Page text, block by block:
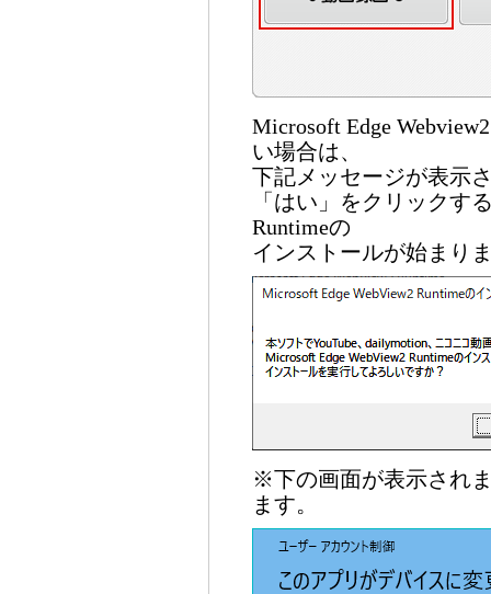
Microsoft Edge
い場合は、
下記メッセージが表示
「はい」をクリックす
Runtimeの
インストールが始まり
※下の画面が表示され
ます。